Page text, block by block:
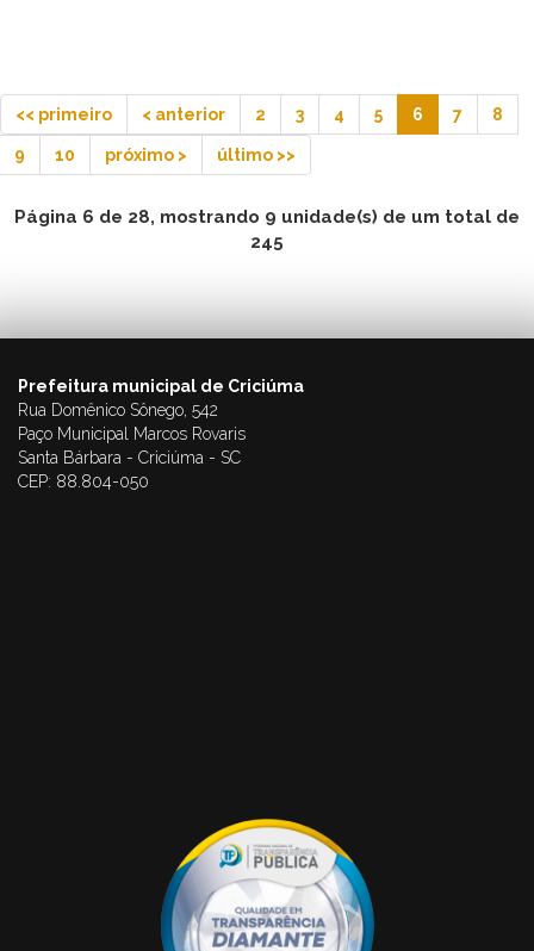
<< primeiro < anterior 2 3 4 5 6 7 8
9 10 próximo > último >>
Página 6 de 28, mostrando 9 unidade(s) de um total de
245
Prefeitura municipal de Criciúma
Rua Domênico Sônego, 542
Paço Municipal Marcos Rovaris
Santa Bárbara - Criciúma - SC
CEP: 88.804-050